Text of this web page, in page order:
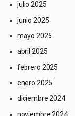
julio 2025
junio 2025
mayo 2025
abril 2025
febrero 2025
enero 2025
diciembre 2024
noviembre 2024